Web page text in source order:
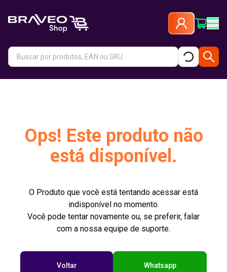
Ops! Este produto não
está disponível.
O Produto que você está tentando acessar está
indisponível no momento.
Você pode tentar novamente ou, se preferir, falar
com a nossa equipe de suporte.
Voltar Whatsapp